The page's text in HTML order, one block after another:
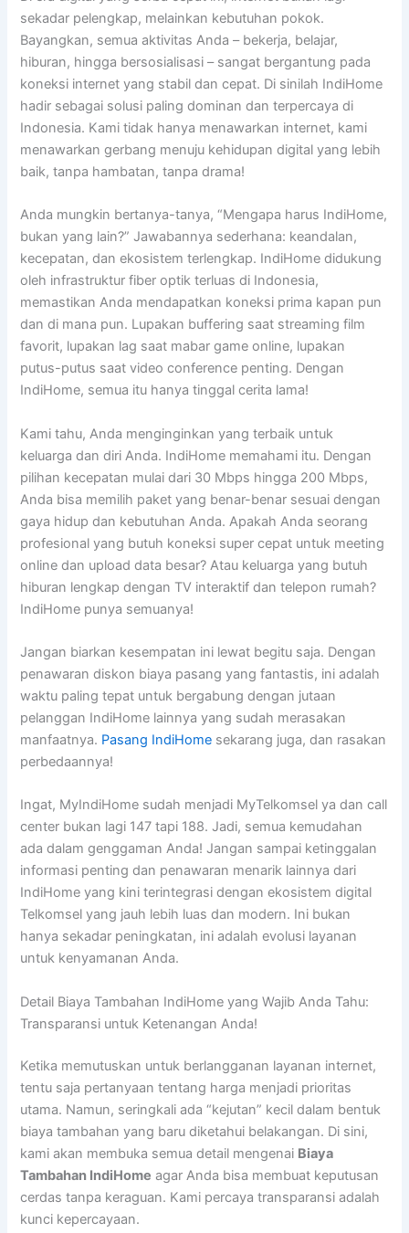
sekadar pelengkap, melainkan kebutuhan pokok.
Bayangkan, semua aktivitas Anda – bekerja, belajar,
hiburan, hingga bersosialisasi – sangat bergantung pada
koneksi internet yang stabil dan cepat. Di sinilah IndiHome
hadir sebagai solusi paling dominan dan terpercaya di
Indonesia. Kami tidak hanya menawarkan internet, kami
menawarkan gerbang menuju kehidupan digital yang lebih
baik, tanpa hambatan, tanpa drama!
Anda mungkin bertanya-tanya, “Mengapa harus IndiHome,
bukan yang lain?” Jawabannya sederhana: keandalan,
kecepatan, dan ekosistem terlengkap. IndiHome didukung
oleh infrastruktur fiber optik terluas di Indonesia,
memastikan Anda mendapatkan koneksi prima kapan pun
dan di mana pun. Lupakan buffering saat streaming film
favorit, lupakan lag saat mabar game online, lupakan
putus-putus saat video conference penting. Dengan
IndiHome, semua itu hanya tinggal cerita lama!
Kami tahu, Anda menginginkan yang terbaik untuk
keluarga dan diri Anda. IndiHome memahami itu. Dengan
pilihan kecepatan mulai dari 30 Mbps hingga 200 Mbps,
Anda bisa memilih paket yang benar-benar sesuai dengan
gaya hidup dan kebutuhan Anda. Apakah Anda seorang
profesional yang butuh koneksi super cepat untuk meeting
online dan upload data besar? Atau keluarga yang butuh
hiburan lengkap dengan TV interaktif dan telepon rumah?
IndiHome punya semuanya!
Jangan biarkan kesempatan ini lewat begitu saja. Dengan
penawaran diskon biaya pasang yang fantastis, ini adalah
waktu paling tepat untuk bergabung dengan jutaan
pelanggan IndiHome lainnya yang sudah merasakan
manfaatnya. Pasang IndiHome sekarang juga, dan rasakan
perbedaannya!
Ingat, MyIndiHome sudah menjadi MyTelkomsel ya dan call
center bukan lagi 147 tapi 188. Jadi, semua kemudahan
ada dalam genggaman Anda! Jangan sampai ketinggalan
informasi penting dan penawaran menarik lainnya dari
IndiHome yang kini terintegrasi dengan ekosistem digital
Telkomsel yang jauh lebih luas dan modern. Ini bukan
hanya sekadar peningkatan, ini adalah evolusi layanan
untuk kenyamanan Anda.
Detail Biaya Tambahan IndiHome yang Wajib Anda Tahu:
Transparansi untuk Ketenangan Anda!
Ketika memutuskan untuk berlangganan layanan internet,
tentu saja pertanyaan tentang harga menjadi prioritas
utama. Namun, seringkali ada “kejutan” kecil dalam bentuk
biaya tambahan yang baru diketahui belakangan. Di sini,
kami akan membuka semua detail mengenai Biaya
Tambahan IndiHome agar Anda bisa membuat keputusan
cerdas tanpa keraguan. Kami percaya transparansi adalah
kunci kepercayaan.